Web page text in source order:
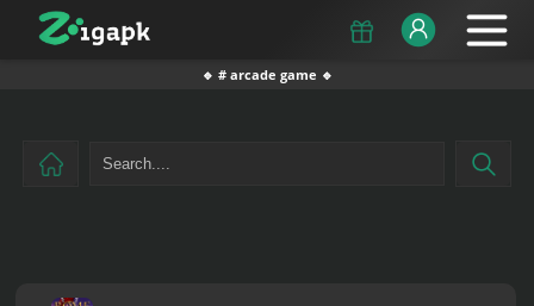
🔹 # arcade game 🔹